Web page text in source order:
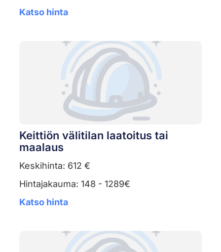
Katso hinta
Keittiön välitilan laatoitus tai
maalaus
Keskihinta: 612 €
Hintajakauma: 148 - 1289€
Katso hinta